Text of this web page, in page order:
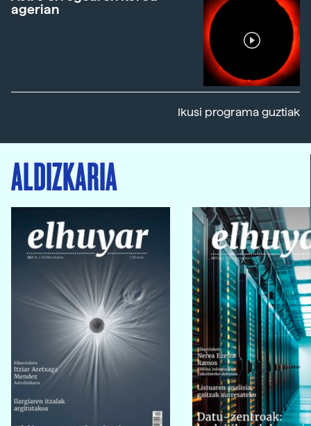
agerian
Ikusi programa guztiak
ALDIZKARIA